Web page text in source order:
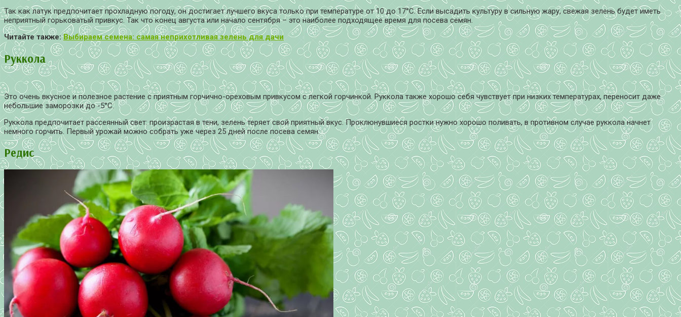
Так как латук предпочитает прохладную погоду, он достигает лучшего вкуса только при температуре от 10 до 17°С. Если высадить культуру в сильную жару, свежая зелень будет иметь
неприятный горьковатый привкус. Так что конец августа или начало сентября – это наиболее подходящее время для посева семян.
Читайте также:Выбираем семена: самая неприхотливая зелень для дачи
Руккола
Это очень вкусное и полезное растение с приятным горчично-ореховым привкусом с легкой горчинкой. Руккола также хорошо себя чувствует при низких температурах, переносит даже
небольшие заморозки до -5°С.
Руккола предпочитает рассеянный свет: произрастая в тени, зелень теряет свой приятный вкус. Проклюнувшиеся ростки нужно хорошо поливать, в противном случае руккола начнет
немного горчить. Первый урожай можно собрать уже через 25 дней после посева семян.
Редис